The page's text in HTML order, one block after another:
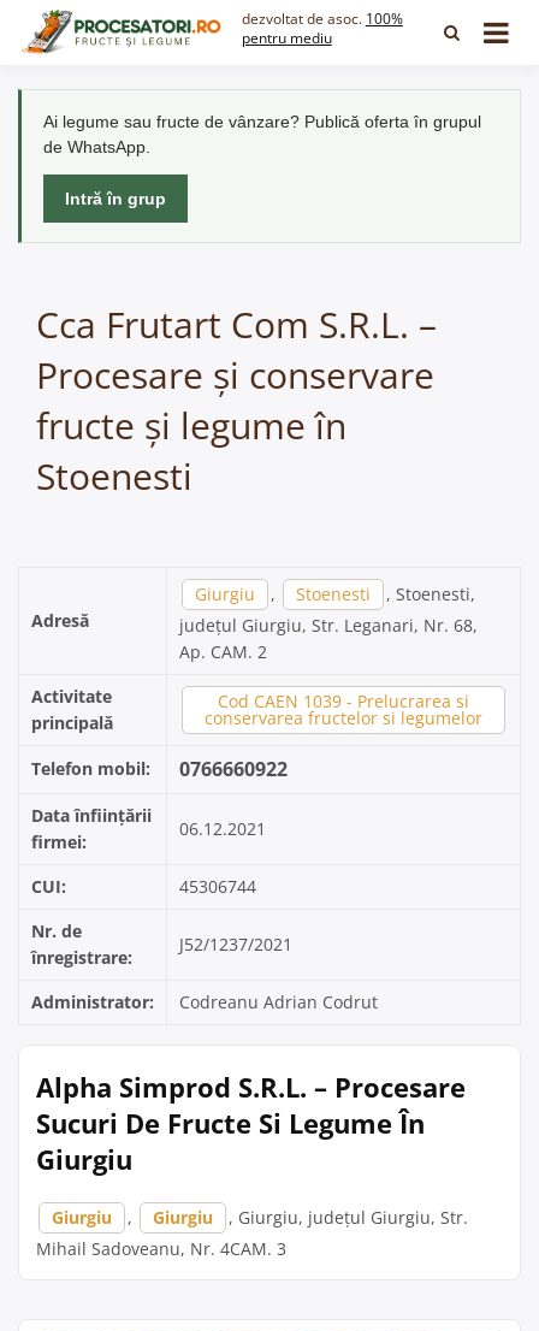
dezvoltat de asoc. 100%
pentru mediu
Ai legume sau fructe de vânzare? Publică oferta în grupul
de WhatsApp.
Intră în grup
Cca Frutart Com S.R.L. –
Procesare și conservare
fructe și legume în
Stoenesti
Adresă
Giurgiu , Stoenesti
, Stoenesti,
județul Giurgiu, Str. Leganari, Nr. 68,
Ap. CAM. 2
Activitate
principală
Cod CAEN 1039 - Prelucrarea si
conservarea fructelor si legumelor
Telefon mobil: 0766660922
Data înființării
firmei:
06.12.2021
CUI:
45306744
Nr. de
înregistrare:
J52/1237/2021
Administrator: Codreanu Adrian Codrut
Alpha Simprod S.R.L. – Procesare
Sucuri De Fructe Si Legume În
Giurgiu
Giurgiu , Giurgiu
, Giurgiu, județul Giurgiu, Str.
Mihail Sadoveanu, Nr. 4CAM. 3